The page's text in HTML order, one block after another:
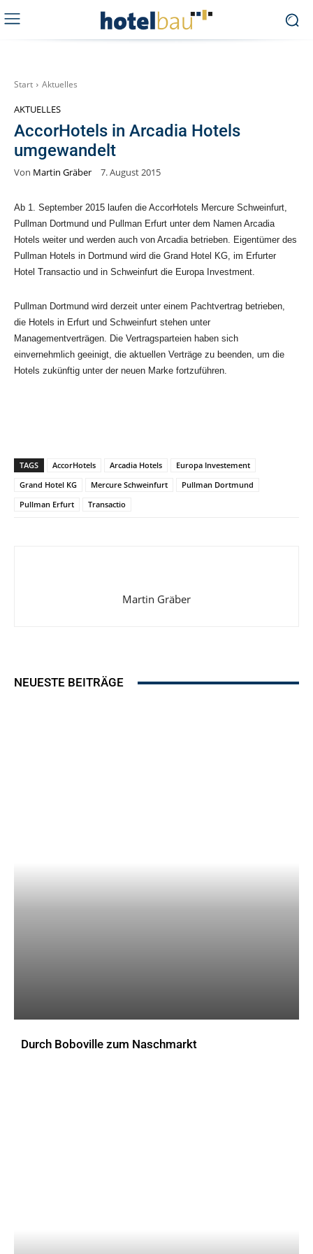
Start Aktuelles
AKTUELLES
AccorHotels in Arcadia Hotels
umgewandelt
Von Martin Gräber 7. August 2015
Ab 1. September 2015 laufen die AccorHotels Mercure Schweinfurt,
Pullman Dortmund und Pullman Erfurt unter dem Namen Arcadia
Hotels weiter und werden auch von Arcadia betrieben. Eigentümer des
Pullman Hotels in Dortmund wird die Grand Hotel KG, im Erfurter
Hotel Transactio und in Schweinfurt die Europa Investment.
Pullman Dortmund wird derzeit unter einem Pachtvertrag betrieben,
die Hotels in Erfurt und Schweinfurt stehen unter
Managementverträgen. Die Vertragsparteien haben sich
einvernehmlich geeinigt, die aktuellen Verträge zu beenden, um die
Hotels zukünftig unter der neuen Marke fortzuführen.
TAGS AccorHotels Arcadia Hotels
Europa Investement
Grand Hotel KG
Mercure Schweinfurt
Pullman Dortmund
Pullman Erfurt
Transactio
Martin Gräber
NEUESTE BEITRÄGE
Durch Boboville zum Naschmarkt